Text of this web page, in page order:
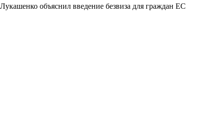
Лукашенко объяснил введение безвиза для граждан ЕС